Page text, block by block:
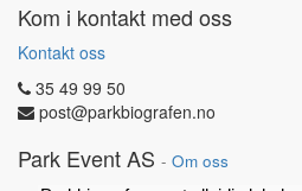
Kom i kontakt med oss
Kontakt oss
35 49 99 50
post@parkbiografen.no
Park Event AS - Om oss